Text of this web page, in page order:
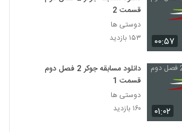
۰۰:۵۷
قسمت 2
دوستی ها
۱۵۳ بازدید
۰۱:۰۲
دانلود مسابقه جوکر 2 فصل دوم
قسمت 1
دوستی ها
۱۶۰ بازدید